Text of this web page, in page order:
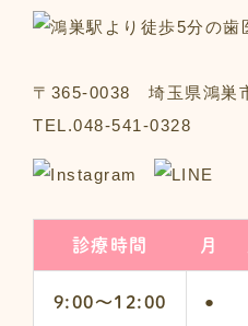
〒365-0038 埼玉県鴻巣
TEL.048-541-0328
診療時間 月
9:00〜12:00 ●